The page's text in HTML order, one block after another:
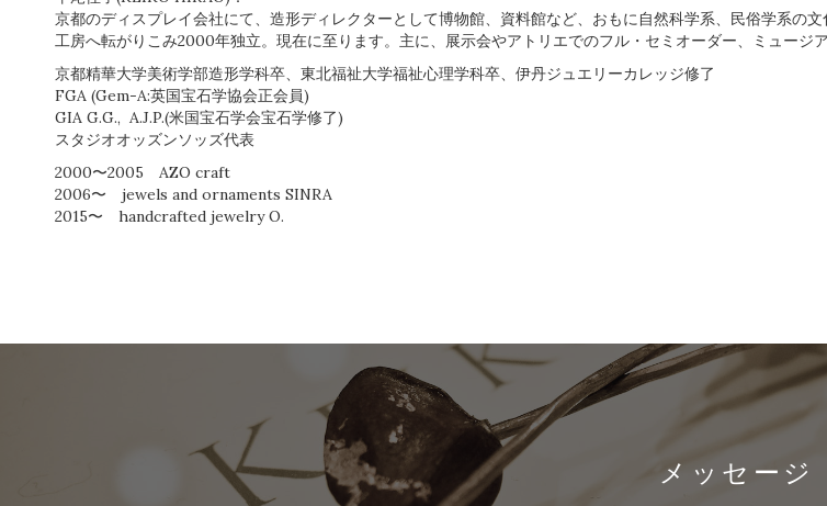
京都のディスプレイ会社にて、造形ディレクターとして博物館、資料館など、おもに自然科学系、民俗学系の
工房へ転がりこみ2000年独立。現在に至ります。主に、展示会やアトリエでのフル・セミオーダー、ミュージ
京都精華大学美術学部造形学科卒、東北福祉大学福祉心理学科卒、伊丹ジュエリーカレッジ修了
FGA (Gem-A:英国宝石学協会正会員)
GIA G.G., A.J.P.(米国宝石学会宝石学修了)
スタジオオッズンソッズ代表
2000〜2005 AZO craft
2006〜 jewels and ornaments SINRA
2015〜 handcrafted jewelry O.
メッセージ